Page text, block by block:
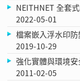
NEITHNET 全套
2022-05-01
檔案嵌入浮水印
2019-10-29
強化實體與環境安
2011-02-05